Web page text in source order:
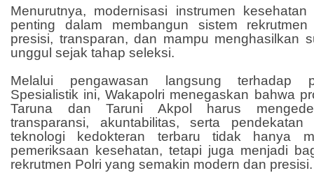
Menurutnya, modernisasi instrumen
penting dalam membangun sistem
presisi, transparan, dan mampu menghasilkan
unggul sejak tahap seleksi.
Melalui pengawasan langsung terhadap
Spesialistik ini, Wakapolri menegaskan bahwa
Taruna dan Taruni Akpol harus
transparansi, akuntabilitas, serta pendekatan
teknologi kedokteran terbaru tidak hanya
pemeriksaan kesehatan, tetapi juga menjadi
rekrutmen Polri yang semakin modern dan presisi.